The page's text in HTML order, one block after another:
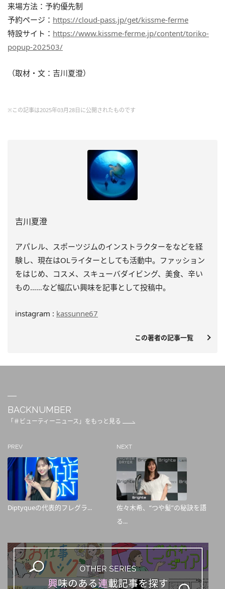
来場方法：予約優先制
予約ページ： https://cloud-pass.jp/get/kissme-ferme
特設サイト： https://www.kissme-ferme.jp/content/toriko-
popup-202503/
（取材・文：吉川夏澄）
※この記事は2025年03月28日に公開されたものです
吉川夏澄
アパレル、スポーツジムのインストラクターをなどを経
験し、 現在はOLライターとしても活動中。ファッション
をはじめ、 コスメ、スキューバダイビング、美食、辛い
もの……など幅広い興味を記事として投稿中。
instagram : kassunne67
この著者の記事一覧
BACKNUMBER
「＃ビューティーニュース」をもっと見る
PREV
Diptyqueの代表的フレグラ...
NEXT
佐々木希、“つや髪”の秘訣を語
る...